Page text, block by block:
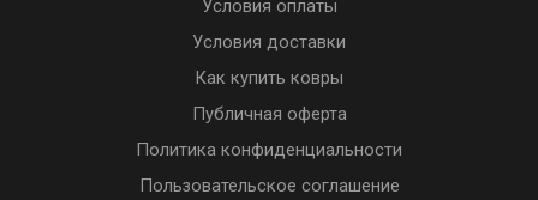
Условия оплаты
Условия доставки
Как купить ковры
Публичная оферта
Политика конфиденциальности
Пользовательское соглашение